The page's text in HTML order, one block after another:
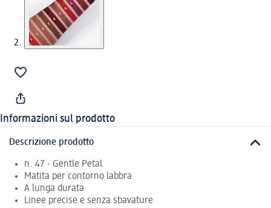
Informazioni sul prodotto
Descrizione prodotto
n. 47 - Gentle Petal
Matita per contorno labbra
A lunga durata
Linee precise e senza sbavature